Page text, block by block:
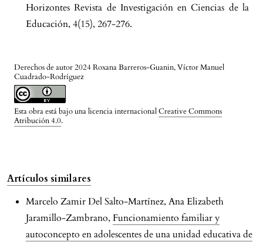
Derechos de autor 2024 Roxana Barreros-Guanin, Víctor Manuel
Cuadrado-Rodríguez
Esta obra está bajo una licencia internacionalCreative Commons
Atribución 4.0.
Horizontes Revista de Investigación en Ciencias de la
Educación, 4(15), 267-276.
Artículos similares
Marcelo Zamir Del Salto-Martínez, Ana Elizabeth
Jaramillo-Zambrano, Funcionamiento familiar y
autoconcepto en adolescentes de una unidad educativa de